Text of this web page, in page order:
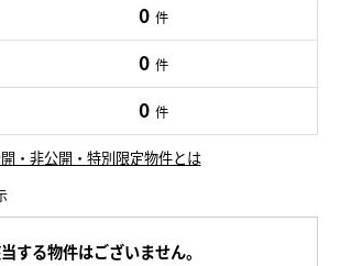
0 件
0 件
0 件
・非公開・特別限定物件とは
する物件はございません。